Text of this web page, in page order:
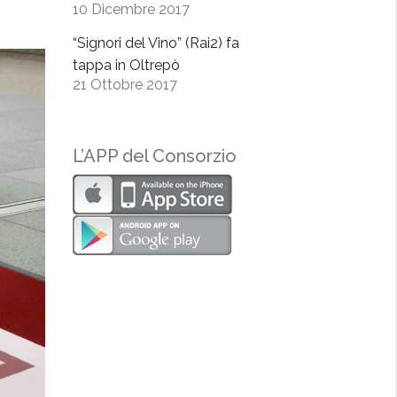
10 Dicembre 2017
“Signori del Vino” (Rai2) fa
tappa in Oltrepò
21 Ottobre 2017
L’APP del Consorzio